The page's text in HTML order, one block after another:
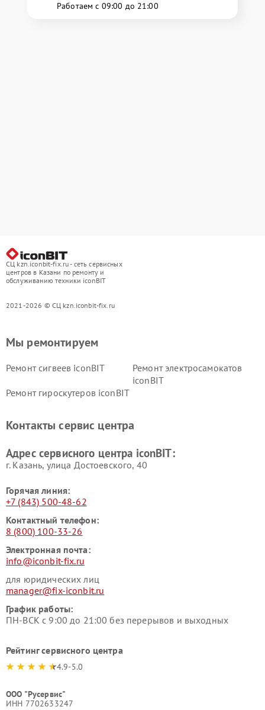
Работаем с 09:00 до 21:00
СЦ kzn.iconbit-fix.ru - сеть сервисных
центров в Казани по ремонту и
обслуживанию техники iconBIT
2021-2026 © СЦ kzn.iconbit-fix.ru
Мы ремонтируем
Ремонт сигвеев iconBIT
Ремонт электросамокатов
iconBIT
Ремонт гироскутеров iconBIT
Контакты сервис центра
Адрес сервисного центра iconBIT:
г. Казань, улица Достоевского, 40
Горячая линия:
+7 (843) 500-48-62
Контактный телефон:
8 (800) 100-33-26
Электронная почта:
info@iconbit-fix.ru
для юридических лиц
manager@fix-iconbit.ru
График работы:
ПН-ВСК с 9:00 до 21:00 без перерывов и выходных
Рейтинг сервисного центра
4.9-5.0
ООО "Русервис"
ИНН 7702633247